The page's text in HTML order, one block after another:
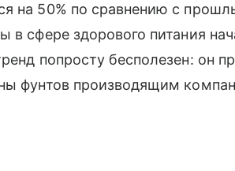
на 50% по сравнению с
в сфере здорового питания
попросту бесполезен: он
фунтов производящим